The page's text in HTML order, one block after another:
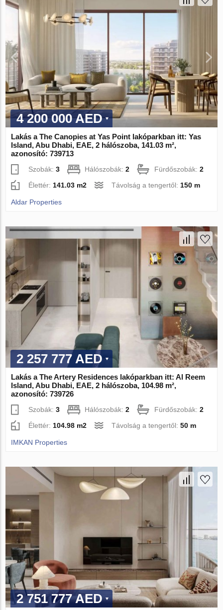
4 200 000 AED
Lakás a The Canopies at Yas Point lakóparkban itt: Yas
Island, Abu Dhabi, EAE, 2 hálószoba, 141.03 m²,
azonosító: 739713
Szobák:3 Hálószobák:2 Fürdőszobák:2
Élettér: 141.03 m2 Távolság a tengertől: 150 m
Aldar Properties
2 257 777 AED
Lakás a The Artery Residences lakóparkban itt: Al Reem
Island, Abu Dhabi, EAE, 2 hálószoba, 104.98 m²,
azonosító: 739726
Szobák:3 Hálószobák:2 Fürdőszobák:2
Élettér: 104.98 m2 Távolság a tengertől:50 m
IMKAN Properties
2 751 777 AED